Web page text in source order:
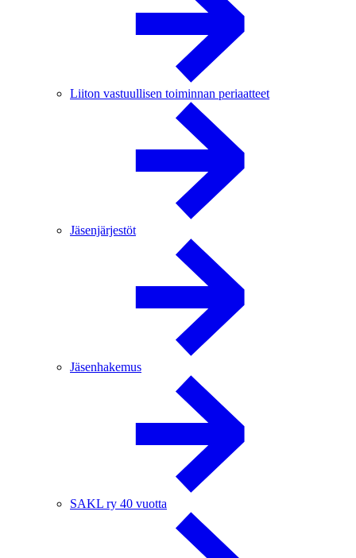
Liiton vastuullisen toiminnan periaatteet
Jäsenjärjestöt
Jäsenhakemus
SAKL ry 40 vuotta